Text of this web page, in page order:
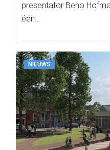
presentator Beno
één…
NIEUWS